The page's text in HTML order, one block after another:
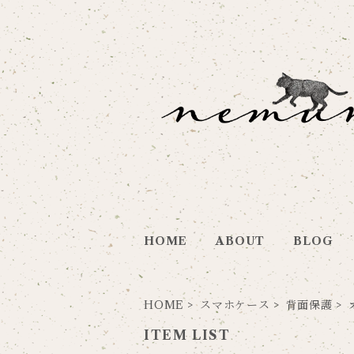
HOME ABOUT BLOG
HOME スマホケース 背面保護
ITEM LIST